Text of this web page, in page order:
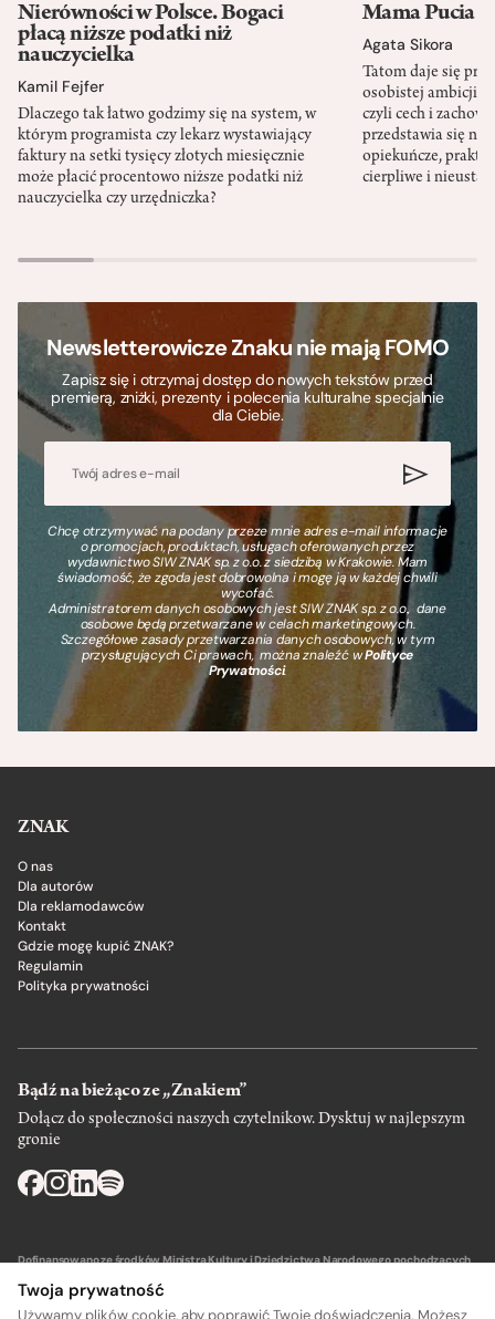
Nierówności w Polsce. Bogaci
płacą niższe podatki niż
nauczycielka
Kamil Fejfer
Dlaczego tak łatwo godzimy się na system, w
którym programista czy lekarz wystawiający
faktury na setki tysięcy złotych miesięcznie
może płacić procentowo niższe podatki niż
nauczycielka czy urzędniczka?
Mama Pucia
Agata Sikora
Tatom daje się
osobistej ambicji,
czyli cech i
przedstawia się
opiekuńcze,
cierpliwe i
Newsletterowicze Znaku nie mają FOMO
Zapisz się i otrzymaj dostęp do nowych tekstów przed
premierą, zniżki, prezenty i polecenia kulturalne specjalnie
dla Ciebie.
Chcę otrzymywać na podany przeze mnie adres e-mail informacje
o promocjach, produktach, usługach oferowanych przez
wydawnictwo SIW ZNAK sp. z o.o. z siedzibą w Krakowie. Mam
świadomość, że zgoda jest dobrowolna i mogę ją w każdej chwili
wycofać.
Administratorem danych osobowych jest SIW ZNAK sp. z o.o., dane
osobowe będą przetwarzane w celach marketingowych.
Szczegółowe zasady przetwarzania danych osobowych, w tym
przysługujących Ci prawach, można znaleźć wPolityce
Prywatności.
ZNAK
O nas
Dla autorów
Dla reklamodawców
Kontakt
Gdzie mogę kupić ZNAK?
Regulamin
Polityka prywatności
Bądź na bieżąco ze „Znakiem”
Dołącz do społeczności naszych czytelnikow. Dysktuj w najlepszym
gronie
Dofinansowano ze środków Ministra Kultury i Dziedzictwa Narodowego pochodzących
Twoja prywatność
Używamy plików cookie, aby poprawić Twoje doświadczenia. Możesz